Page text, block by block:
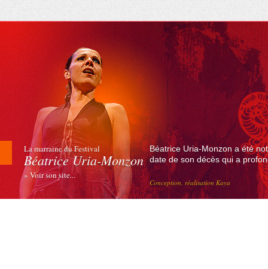
La marraine du Festival
Béatrice Uria-Monzon
» Voir son site...
Béatrice Uria-Monzon a été
date de son décès qui a
Conception, réalisation Kaya